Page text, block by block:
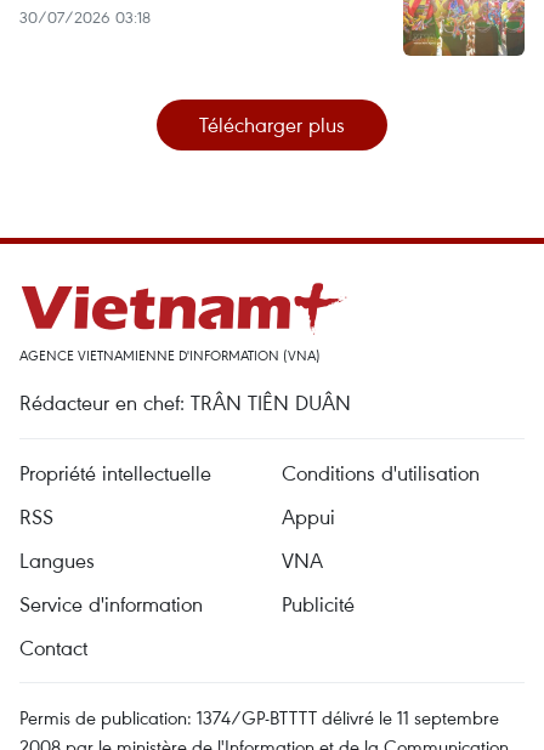
30/07/2026 03:18
Télécharger plus
AGENCE VIETNAMIENNE D'INFORMATION (VNA)
Rédacteur en chef: TRÂN TIÊN DUÂN
Propriété intellectuelle
Conditions d'utilisation
RSS
Appui
Langues
VNA
Service d'information
Publicité
Contact
Permis de publication: 1374/GP-BTTTT délivré le 11 septembre